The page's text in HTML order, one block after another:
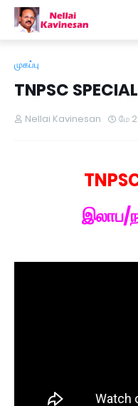
முகப்பு
TNPSC
Nellai Kavinesan மே
இலாப/